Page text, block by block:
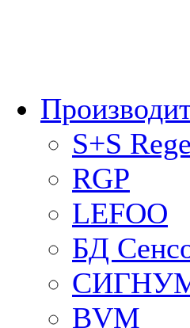
S+S
RGP
LEFOO
БД
BVM